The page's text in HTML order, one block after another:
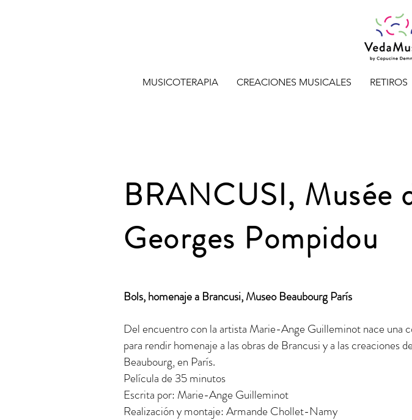
MUSICOTERAPIA CREACIONES MUSICALES RETIROS
BRANCUSI, Musée
Georges Pompidou
Bols, homenaje a Brancusi, Museo Beaubourg París
Del encuentro con la artista Marie-Ange Guilleminot nace una
para rendir homenaje a las obras de Brancusi y a las
Beaubourg, en París.
Película de 35 minutos
Escrita por: Marie-Ange Guilleminot
Realización y montaje: Armande Chollet-Namy